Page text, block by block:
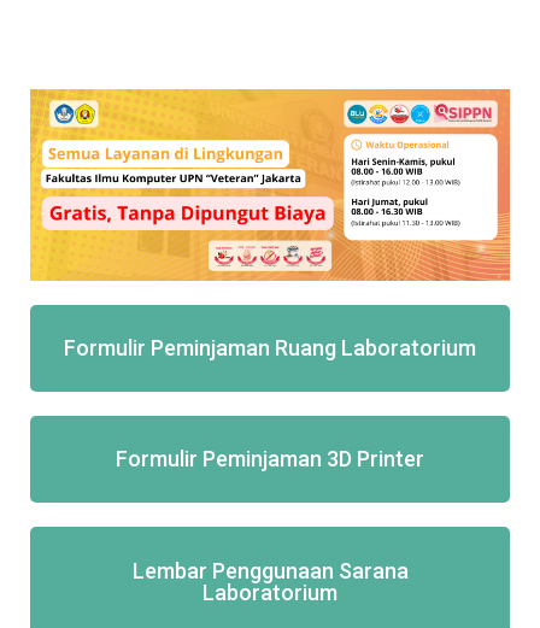
Formulir Peminjaman Ruang Laboratorium
Formulir Peminjaman 3D Printer
Lembar Penggunaan Sarana
Laboratorium